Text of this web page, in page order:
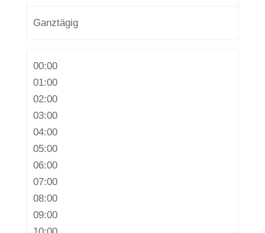
Ganztägig
00:00
01:00
02:00
03:00
04:00
05:00
06:00
07:00
08:00
09:00